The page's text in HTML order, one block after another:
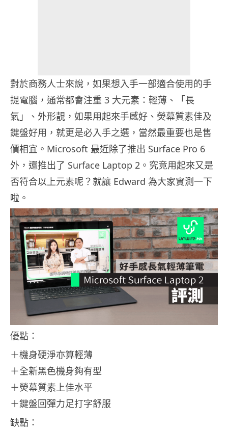
對於商務人士來說，如果想入手一部適合使用的手
提電腦，通常都會注重 3 大元素：輕薄、「長
氣」、外形靚，如果用起來手感好、熒幕質素佳及
鍵盤好用，就更是必入手之選，當然最重要也是售
價相宜。Microsoft 最近除了推出 Surface Pro 6
外，還推出了 Surface Laptop 2。究竟用起來又是
否符合以上元素呢？就讓 Edward 為大家實測一下
啦。
優點：
＋機身硬淨亦算輕薄
＋全新黑色機身夠有型
＋熒幕質素上佳水平
＋鍵盤回彈力足打字舒服
缺點：